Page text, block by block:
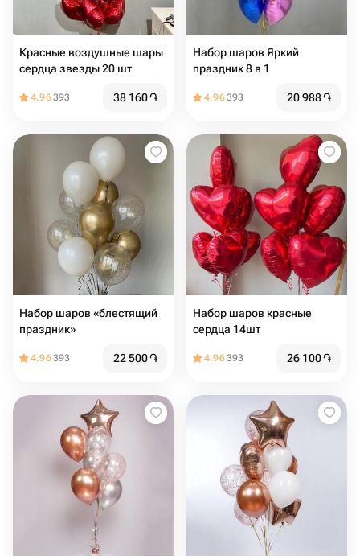
Красные воздушные шары
сердца звезды 20 шт
4.96393 38 160֏
Набор шаров Яркий
праздник 8 в 1
4.96393 20 988֏
Набор шаров «блестящий
праздник»
4.96393 22 500֏
Набор шаров красные
сердца 14шт
4.96393 26 100֏